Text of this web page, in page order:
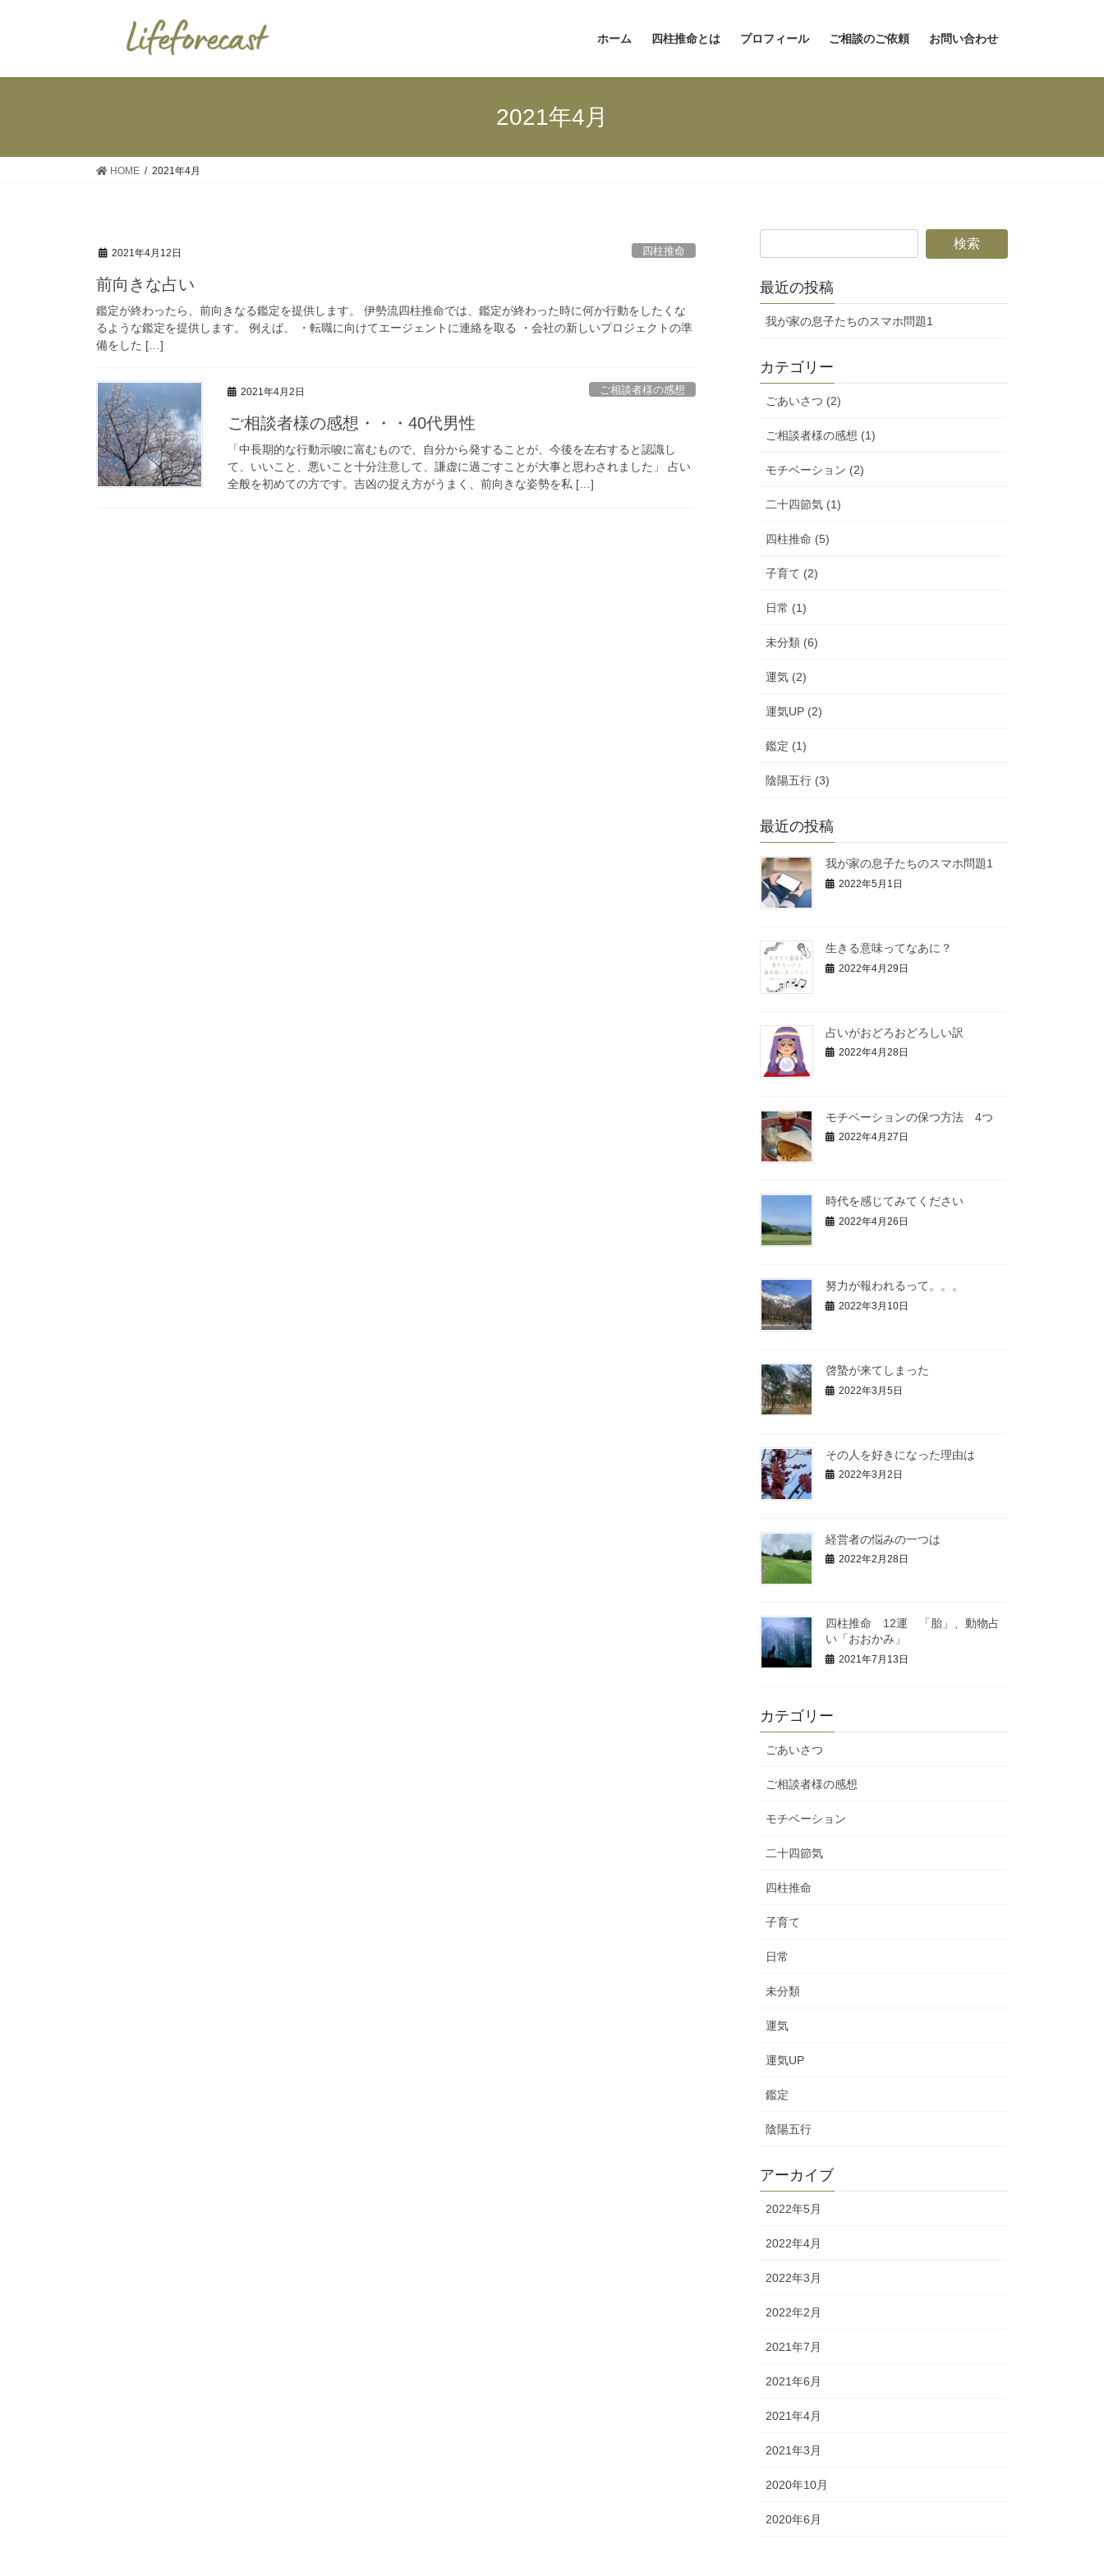
ホーム 四柱推命とは プロフィール ご相談のご依頼 お問い合わせ
2021年4月
HOME 2021年4月
2021年4月12日 四柱推命
前向きな占い
鑑定が終わったら、前向きなる鑑定を提供します。 伊勢流四柱推命では、鑑定が終わった時に何か行動をしたくな
るような鑑定を提供します。 例えば、 ・転職に向けてエージェントに連絡を取る ・会社の新しいプロジェクトの準
備をした […]
2021年4月2日 ご相談者様の感想
ご相談者様の感想・・・40代男性
「中長期的な行動示唆に富むもので、自分から発することが、今後を左右すると認識し
て、いいこと、悪いこと十分注意して、謙虚に過ごすことが大事と思わされました」 占い
全般を初めての方です。吉凶の捉え方がうまく、前向きな姿勢を私 […]
最近の投稿
我が家の息子たちのスマホ問題1
カテゴリー
ごあいさつ (2)
ご相談者様の感想 (1)
モチベーション (2)
二十四節気 (1)
四柱推命 (5)
子育て (2)
日常 (1)
未分類 (6)
運気 (2)
運気UP (2)
鑑定 (1)
陰陽五行 (3)
最近の投稿
我が家の息子たちのスマホ問題1
2022年5月1日
生きる意味ってなあに？
2022年4月29日
占いがおどろおどろしい訳
2022年4月28日
モチベーションの保つ方法 4つ
2022年4月27日
時代を感じてみてください
2022年4月26日
努力が報われるって。。。
2022年3月10日
啓蟄が来てしまった
2022年3月5日
その人を好きになった理由は
2022年3月2日
経営者の悩みの一つは
2022年2月28日
四柱推命 12運 「胎」、動物占
い「おおかみ」
2021年7月13日
カテゴリー
ごあいさつ
ご相談者様の感想
モチベーション
二十四節気
四柱推命
子育て
日常
未分類
運気
運気UP
鑑定
陰陽五行
アーカイブ
2022年5月
2022年4月
2022年3月
2022年2月
2021年7月
2021年6月
2021年4月
2021年3月
2020年10月
2020年6月